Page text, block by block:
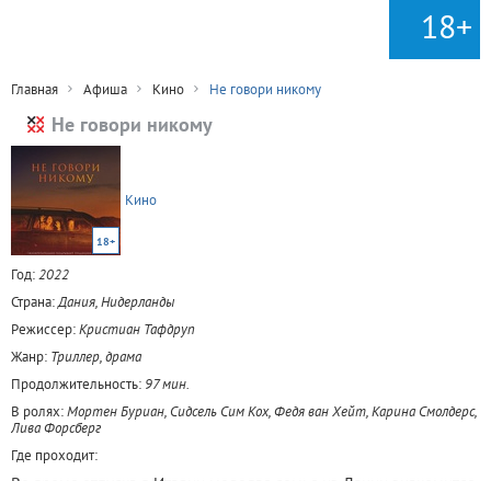
18+
Главная Афиша Кино Не говори никому
Не говори никому
18+
Кино
Год:2022
Страна:Дания, Нидерланды
Режиссер:Кристиан Тафдруп
Жанр: Триллер, драма
Продолжительность: 97 мин.
В ролях:Мортен Буриан, Сидсель Сим Кох, Федя ван Хейт, Карина Смолдерс,
Лива Форсберг
Где проходит: